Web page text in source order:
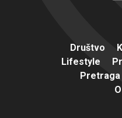
Društvo
Lifestyle
Pretraga